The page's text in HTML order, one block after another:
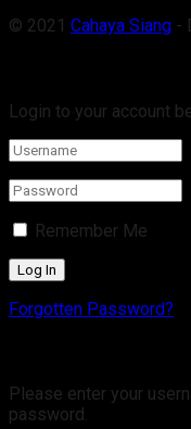
© 2021 Cahaya Siang -
Login to your account
Remember Me
Forgotten Password?
Please enter your
password.